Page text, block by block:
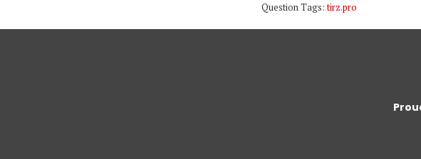
Question Tags:tirz.pro